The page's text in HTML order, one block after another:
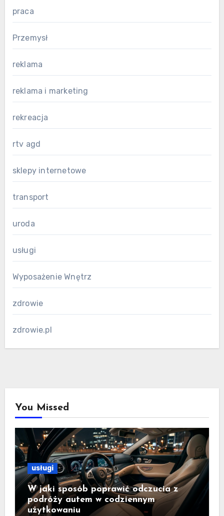
praca
Przemysł
reklama
reklama i marketing
rekreacja
rtv agd
sklepy internetowe
transport
uroda
usługi
Wyposażenie Wnętrz
zdrowie
zdrowie.pl
You Missed
usługi
W jaki sposób poprawić odczucia z
podróży autem w codziennym
użytkowaniu